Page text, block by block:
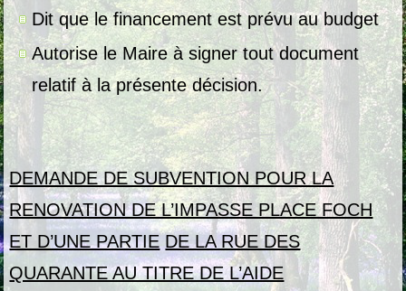
Dit que le financement est prévu au budget
Autorise le Maire à signer tout document
relatif à la présente décision.
DEMANDE DE SUBVENTION POUR LA
RENOVATION DE L’IMPASSE PLACE FOCH
ET D’UNE PARTIE DE LA RUE DES
QUARANTE AU TITRE DE L’AIDE